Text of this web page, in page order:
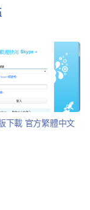
下載 官方繁體中文